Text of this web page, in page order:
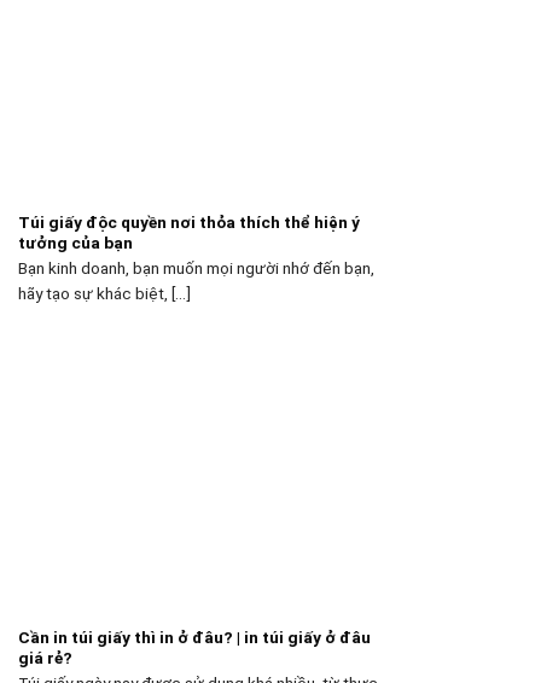
Túi giấy độc quyền nơi thỏa thích thể hiện ý
tưởng của bạn
Bạn kinh doanh, bạn muốn mọi người nhớ đến bạn,
hãy tạo sự khác biệt, [...]
Cần in túi giấy thì in ở đâu? | in túi giấy ở đâu
giá rẻ?